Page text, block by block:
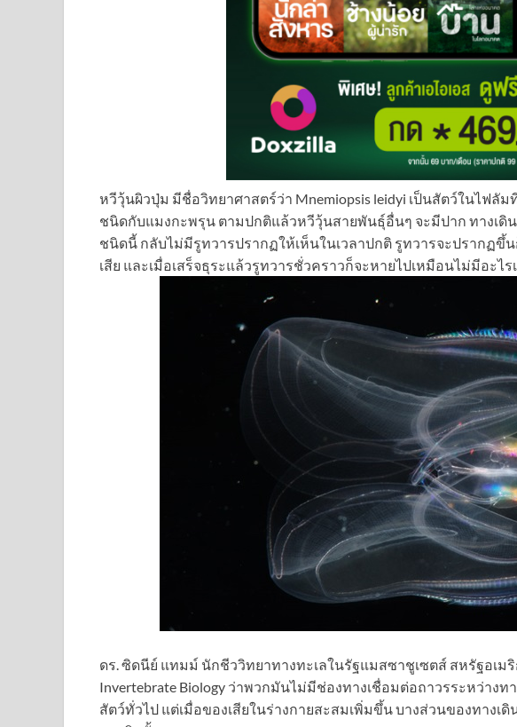
หวีวุ้นผิวปุ่ม มีชื่อวิทยาศาสตร์ว่า Mnemiopsis leidyi เป็นสัตว์ในไฟลัม
ชนิดกับแมงกะพรุน ตามปกติแล้วหวีวุ้นสายพันธุ์อื่นๆ จะมีปาก ทางเดิ
ชนิดนี้ กลับไม่มีรูทวารปรากฏให้เห็นในเวลาปกติ รูทวารจะปรากฏขึ้
เสีย และเมื่อเสร็จธุระแล้วรูทวารชั่วคราวก็จะหายไปเหมือนไม่มีอะไร
ดร. ซิดนีย์ แทมม์ นักชีววิทยาทางทะเลในรัฐแมสซาชูเซตส์ สหรัฐอเมริ
Invertebrate Biology ว่าพวกมันไม่มีช่องทางเชื่อมต่อถาวรระหว่าง
สัตว์ทั่วไป แต่เมื่อของเสียในร่างกายสะสมเพิ่มขึ้น บางส่วนของทางเ